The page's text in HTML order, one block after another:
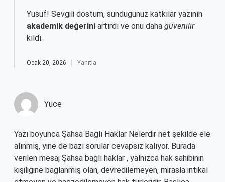
Yusuf! Sevgili dostum, sunduğunuz katkılar yazının
akademik değerini artırdı ve onu daha güvenilir
kıldı.
Ocak 20, 2026 Yanıtla
Yüce
Yazı boyunca Şahsa Bağlı Haklar Nelerdir net şekilde ele
alınmış, yine de bazı sorular cevapsız kalıyor. Burada
verilen mesaj Şahsa bağlı haklar , yalnızca hak sahibinin
kişiliğine bağlanmış olan, devredilemeyen, mirasla intikal